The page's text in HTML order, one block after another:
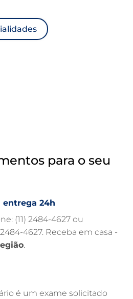
HORAS
para o seu
entrega 24h
(11) 2484-4627 ou
4627. Receba em casa -
.
é um exame solicitado